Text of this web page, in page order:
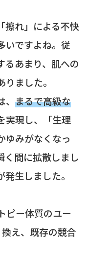
擦れ」による不快
いですよね。従
るあまり、肌への
ました。
まるで高級な
実現し、「生理
ゆみがなくなっ
く間に拡散しまし
生しました。
ピー体質のユー
え、既存の競合